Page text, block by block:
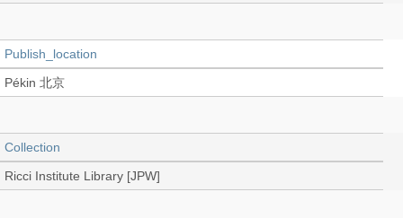
Publish_location
Pékin 北京
Collection
Ricci Institute Library [JPW]